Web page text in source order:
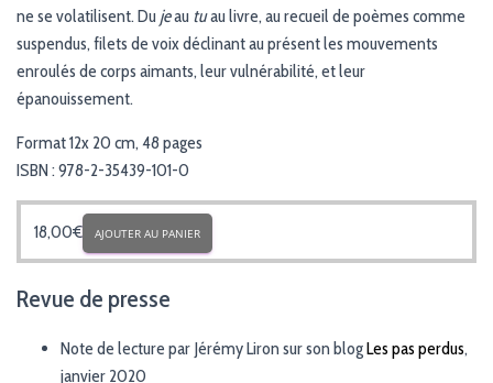
ne se volatilisent. Du jeau tuau livre, au recueil de poèmes comme
suspendus, filets de voix déclinant au présent les mouvements
enroulés de corps aimants, leur vulnérabilité, et leur
épanouissement.
Format 12x 20 cm, 48 pages
ISBN : 978-2-35439-101-0
18,00€ AJOUTER AU PANIER
Revue de presse
Note de lecture par Jérémy Liron sur son blogLes pas perdus,
janvier 2020